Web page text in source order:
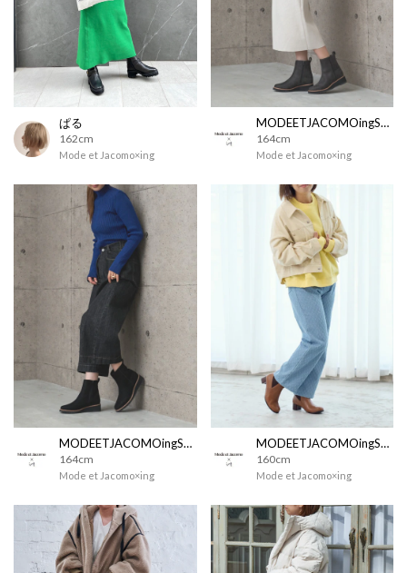
ぱる
162cm
Mode et Jacomo×ing
MODEETJACOMOingSTAFF
164cm
Mode et Jacomo×ing
MODEETJACOMOingSTAFF
164cm
Mode et Jacomo×ing
MODEETJACOMOingSTAFF
160cm
Mode et Jacomo×ing